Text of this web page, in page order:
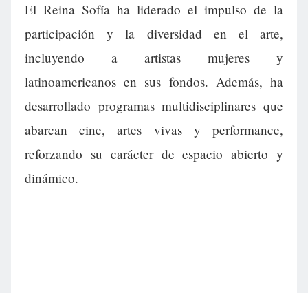
El Reina Sofía ha liderado el impulso de la
participación y la diversidad en el arte,
incluyendo a artistas mujeres y
latinoamericanos en sus fondos. Además, ha
desarrollado programas multidisciplinares que
abarcan cine, artes vivas y performance,
reforzando su carácter de espacio abierto y
dinámico.